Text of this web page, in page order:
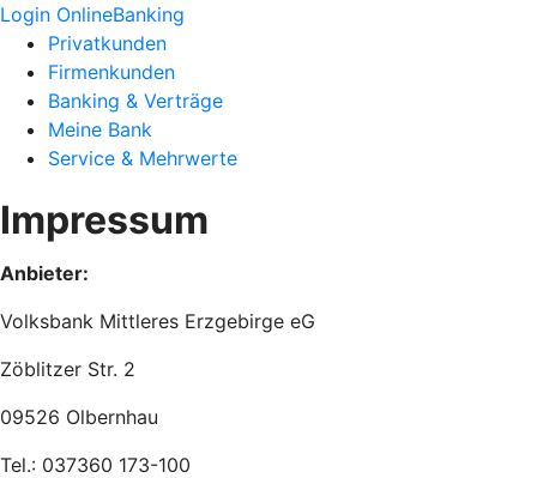
Login OnlineBanking
Privatkunden
Firmenkunden
Banking & Verträge
Meine Bank
Service & Mehrwerte
Impressum
Anbieter:
Volksbank Mittleres Erzgebirge eG
Zöblitzer Str. 2
09526 Olbernhau
Tel.: 037360 173-100